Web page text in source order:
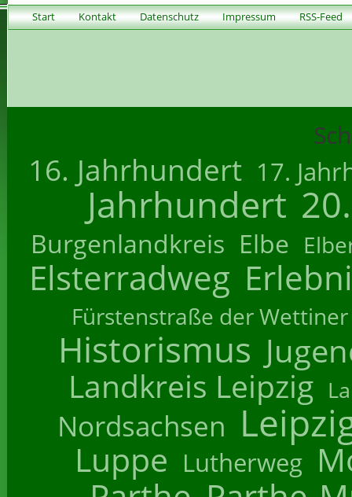
Start Kontakt Datenschutz Impressum RSS-Feed
16. Jahrhundert 17.
Jahrhundert
Burgenlandkreis Elbe
Elsterradweg
Fürstenstraße der Wettiner
Historismus
Landkreis Leipzig
Nordsachsen
Luppe Lutherweg